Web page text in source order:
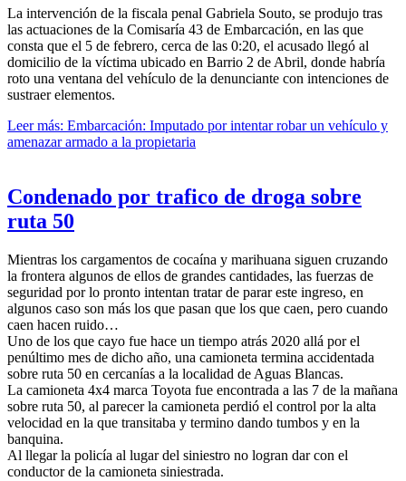
La intervención de la fiscala penal Gabriela Souto, se produjo tras
las actuaciones de la Comisaría 43 de Embarcación, en las que
consta que el 5 de febrero, cerca de las 0:20, el acusado llegó al
domicilio de la víctima ubicado en Barrio 2 de Abril, donde habría
roto una ventana del vehículo de la denunciante con intenciones de
sustraer elementos.
Leer más: Embarcación: Imputado por intentar robar un vehículo y
amenazar armado a la propietaria
Condenado por trafico de droga sobre
ruta 50
Mientras los cargamentos de cocaína y marihuana siguen cruzando
la frontera algunos de ellos de grandes cantidades, las fuerzas de
seguridad por lo pronto intentan tratar de parar este ingreso, en
algunos caso son más los que pasan que los que caen, pero cuando
caen hacen ruido…
Uno de los que cayo fue hace un tiempo atrás 2020 allá por el
penúltimo mes de dicho año, una camioneta termina accidentada
sobre ruta 50 en cercanías a la localidad de Aguas Blancas.
La camioneta 4x4 marca Toyota fue encontrada a las 7 de la mañana
sobre ruta 50, al parecer la camioneta perdió el control por la alta
velocidad en la que transitaba y termino dando tumbos y en la
banquina.
Al llegar la policía al lugar del siniestro no logran dar con el
conductor de la camioneta siniestrada.